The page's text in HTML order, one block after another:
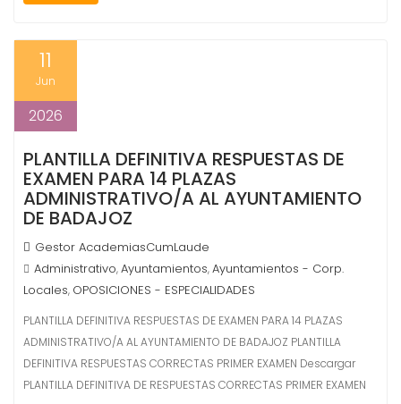
11
Jun
2026
PLANTILLA DEFINITIVA RESPUESTAS DE
EXAMEN PARA 14 PLAZAS
ADMINISTRATIVO/A AL AYUNTAMIENTO
DE BADAJOZ
Gestor AcademiasCumLaude
Administrativo,Ayuntamientos,Ayuntamientos - Corp.
Locales, OPOSICIONES - ESPECIALIDADES
PLANTILLA DEFINITIVA RESPUESTAS DE EXAMEN PARA 14 PLAZAS
ADMINISTRATIVO/A AL AYUNTAMIENTO DE BADAJOZ PLANTILLA
DEFINITIVA RESPUESTAS CORRECTAS PRIMER EXAMEN Descargar
PLANTILLA DEFINITIVA DE RESPUESTAS CORRECTAS PRIMER EXAMEN